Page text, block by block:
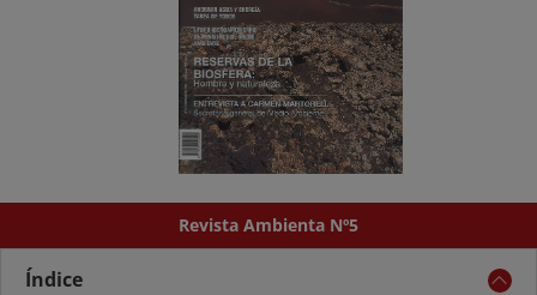
Revista Ambienta Nº5
Índice